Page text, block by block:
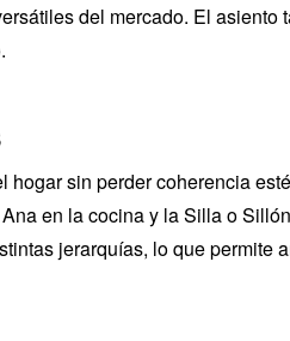
del mercado. El asiento
sin perder coherencia
en la cocina y la Silla o
jerarquías, lo que permite